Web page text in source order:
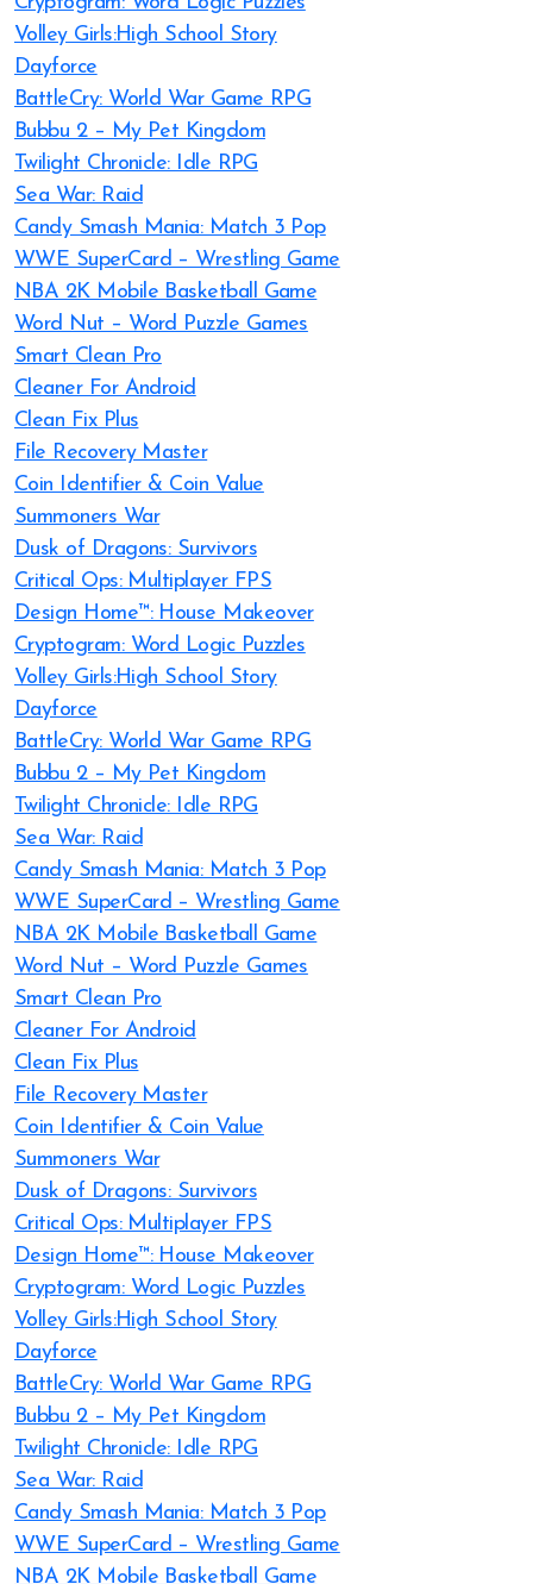
Volley Girls:High School Story
Dayforce
BattleCry: World War Game RPG
Bubbu 2 – My Pet Kingdom
Twilight Chronicle: Idle RPG
Sea War: Raid
Candy Smash Mania: Match 3 Pop
WWE SuperCard – Wrestling Game
NBA 2K Mobile Basketball Game
Word Nut – Word Puzzle Games
Smart Clean Pro
Cleaner For Android
Clean Fix Plus
File Recovery Master
Coin Identifier & Coin Value
Summoners War
Dusk of Dragons: Survivors
Critical Ops: Multiplayer FPS
Design Home™: House Makeover
Cryptogram: Word Logic Puzzles
Volley Girls:High School Story
Dayforce
BattleCry: World War Game RPG
Bubbu 2 – My Pet Kingdom
Twilight Chronicle: Idle RPG
Sea War: Raid
Candy Smash Mania: Match 3 Pop
WWE SuperCard – Wrestling Game
NBA 2K Mobile Basketball Game
Word Nut – Word Puzzle Games
Smart Clean Pro
Cleaner For Android
Clean Fix Plus
File Recovery Master
Coin Identifier & Coin Value
Summoners War
Dusk of Dragons: Survivors
Critical Ops: Multiplayer FPS
Design Home™: House Makeover
Cryptogram: Word Logic Puzzles
Volley Girls:High School Story
Dayforce
BattleCry: World War Game RPG
Bubbu 2 – My Pet Kingdom
Twilight Chronicle: Idle RPG
Sea War: Raid
Candy Smash Mania: Match 3 Pop
WWE SuperCard – Wrestling Game
NBA 2K Mobile Basketball Game